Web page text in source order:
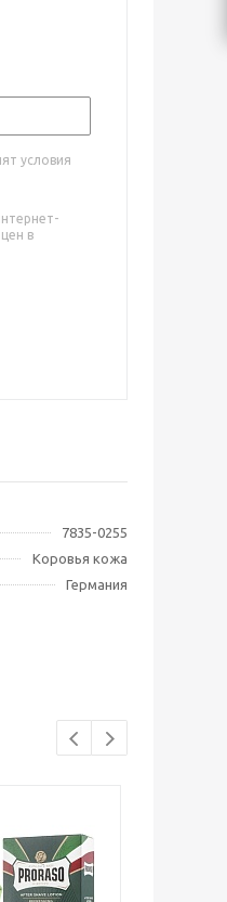
условия
в
7835-0255
Коровья кожа
Германия